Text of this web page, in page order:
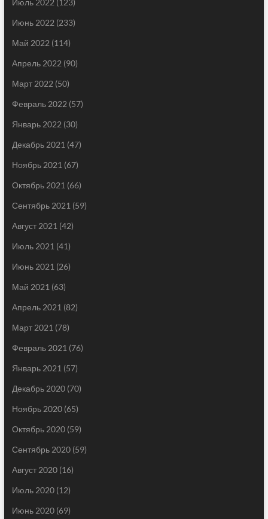
Июль 2022 (123)
Июнь 2022 (233)
Май 2022 (114)
Апрель 2022 (90)
Март 2022 (50)
Февраль 2022 (57)
Январь 2022 (30)
Декабрь 2021 (47)
Ноябрь 2021 (67)
Октябрь 2021 (66)
Сентябрь 2021 (59)
Август 2021 (42)
Июль 2021 (41)
Июнь 2021 (26)
Май 2021 (63)
Апрель 2021 (82)
Март 2021 (78)
Февраль 2021 (76)
Январь 2021 (57)
Декабрь 2020(70)
Ноябрь 2020(65)
Октябрь 2020(59)
Сентябрь 2020(59)
Август 2020(16)
Июль 2020(12)
Июнь 2020(69)